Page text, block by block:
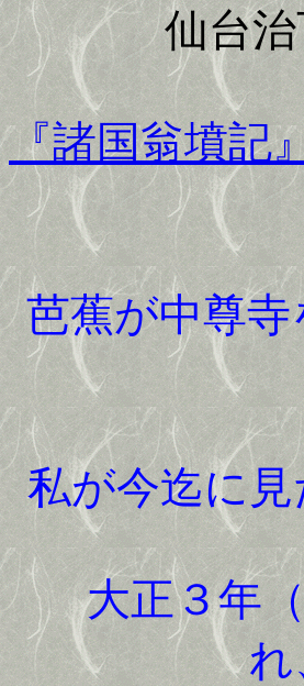
仙台
『諸国翁墳記
芭蕉が中尊
私が今迄に
大正３年（
れ